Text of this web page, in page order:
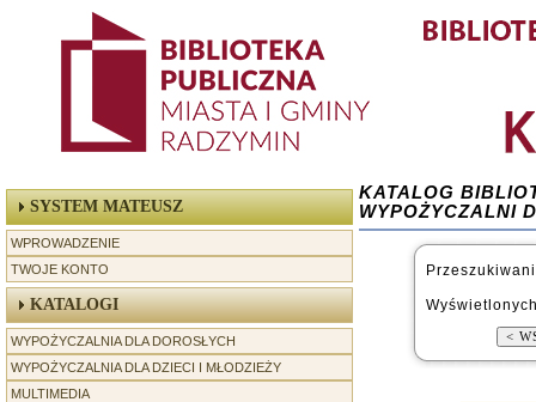
SYSTEM MATEUSZ
WPROWADZENIE
TWOJE KONTO
KATALOGI
WYPOŻYCZALNIA DLA DOROSŁYCH
WYPOŻYCZALNIA DLA DZIECI I MŁODZIEŻY
MULTIMEDIA
KATALOG
WYPOŻYCZALNI